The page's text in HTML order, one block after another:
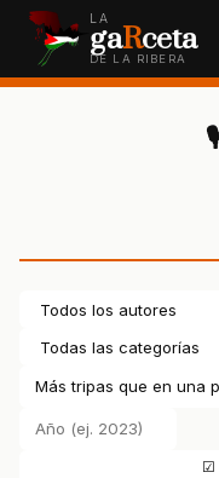
LA
gaRceta
DE LA RIBERA
☑